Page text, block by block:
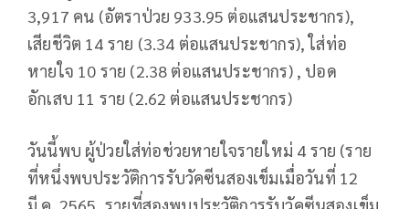
3,917 คน (อัตราป่วย 933.95 ต่อแสนประชากร),
เสียชีวิต 14 ราย (3.34 ต่อแสนประชากร), ใส่ท่อ
หายใจ 10 ราย (2.38 ต่อแสนประชากร) , ปอด
อักเสบ 11 ราย (2.62 ต่อแสนประชากร)
วันนี้พบ ผู้ป่วยใส่ท่อช่วยหายใจรายใหม่ 4 ราย (ราย
ที่หนึ่งพบประวัติการรับวัคซีนสองเข็มเมื่อวันที่ 12
มี.ค. 2565 ,รายที่สองพบประวัติการรับวัคซีนสองเข็ม